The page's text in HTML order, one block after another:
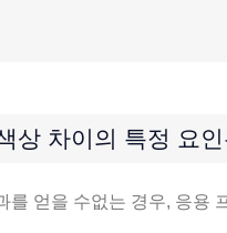
상 차이의 특정 요
를 얻을 수없는 경우, 응용